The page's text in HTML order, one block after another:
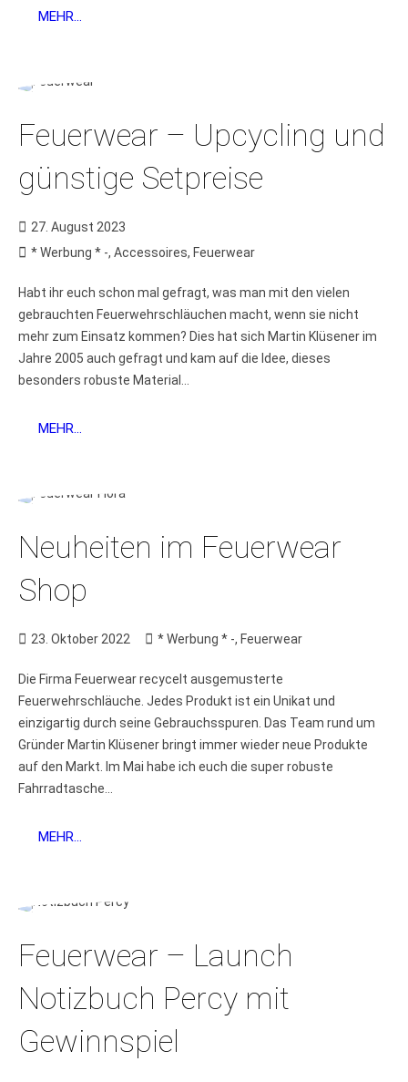
MEHR...
Feuerwear – Upcycling und
günstige Setpreise
27. August 2023
* Werbung * -, Accessoires, Feuerwear
Habt ihr euch schon mal gefragt, was man mit den vielen
gebrauchten Feuerwehrschläuchen macht, wenn sie nicht
mehr zum Einsatz kommen? Dies hat sich Martin Klüsener im
Jahre 2005 auch gefragt und kam auf die Idee, dieses
besonders robuste Material...
MEHR...
Neuheiten im Feuerwear
Shop
23. Oktober 2022 * Werbung * -, Feuerwear
Die Firma Feuerwear recycelt ausgemusterte
Feuerwehrschläuche. Jedes Produkt ist ein Unikat und
einzigartig durch seine Gebrauchsspuren. Das Team rund um
Gründer Martin Klüsener bringt immer wieder neue Produkte
auf den Markt. Im Mai habe ich euch die super robuste
Fahrradtasche...
MEHR...
Feuerwear – Launch
Notizbuch Percy mit
Gewinnspiel